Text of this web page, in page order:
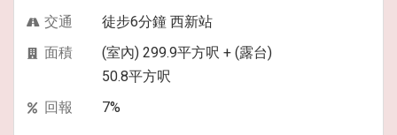
交通
徒步6分鐘 西新站
面積
(室內) 299.9平方呎 + (露台)
50.8平方呎
回報
7%